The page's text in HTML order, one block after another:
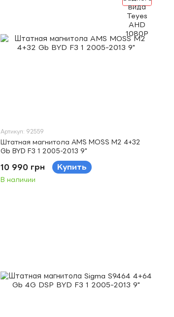
Артикул: 92559
Штатная магнитола AMS MOSS M2 4+32
Gb BYD F3 1 2005-2013 9"
10 990 грн Купить
В наличии